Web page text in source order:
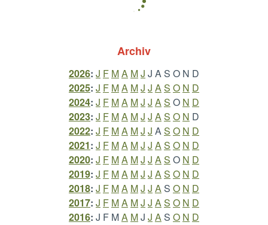
Archiv
2026: J F MA MJ J AS O N D
2025: J F MA MJ J AS O N D
2024: J F MA MJ J AS O N D
2023: J F MA MJ J AS O N D
2022: J F MA MJ J AS O N D
2021: J F MA MJ J AS O N D
2020: J F MA MJ J AS O N D
2019: J F MA MJ J AS O N D
2018: J F MA MJ J AS O N D
2017: J F MA MJ J AS O N D
2016: J F MA MJ J AS O N D